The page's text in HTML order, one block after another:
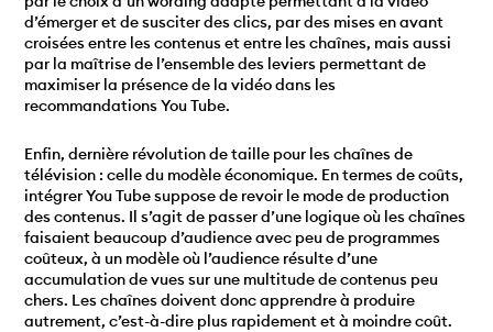
d’émerger et de susciter des clics, par des mises en avant
croisées entre les contenus et entre les chaînes, mais aussi
par la maîtrise de l’ensemble des leviers permettant de
maximiser la présence de la vidéo dans les
recommandations You Tube.
Enfin, dernière révolution de taille pour les chaînes de
télévision : celle du modèle économique. En termes de coûts,
intégrer You Tube suppose de revoir le mode de production
des contenus. Il s’agit de passer d’une logique où les chaînes
faisaient beaucoup d’audience avec peu de programmes
coûteux, à un modèle où l’audience résulte d’une
accumulation de vues sur une multitude de contenus peu
chers. Les chaînes doivent donc apprendre à produire
autrement, c’est-à-dire plus rapidement et à moindre coût.